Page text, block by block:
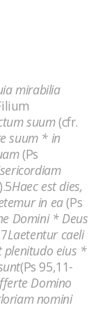
mirabilia
suum(cfr.
suum * in
(Ps
Haec est dies,
in ea(Ps
Domini * Deus
Laetentur caeli
plenitudo eius *
(Ps 95,11-
Domino
nomini